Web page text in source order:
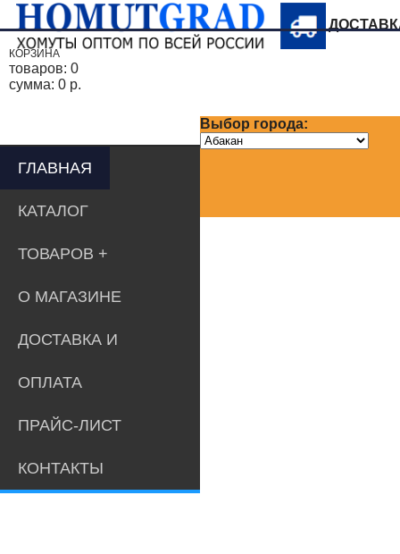
Выбор города:
КОРЗИНА
товаров: 0
сумма: 0 р.
ГЛАВНАЯ
КАТАЛОГ
ТОВАРОВ
О МАГАЗИНЕ
ДОСТАВКА И
ОПЛАТА
ПРАЙС-ЛИСТ
КОНТАКТЫ